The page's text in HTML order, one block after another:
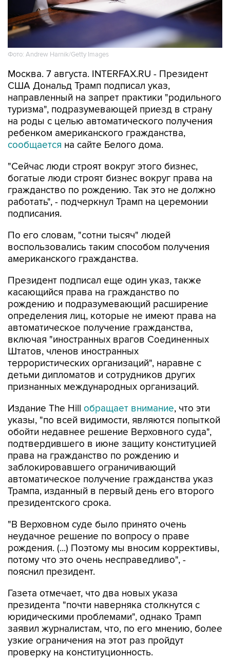
Фото: Andrew Harnik/Getty Images
Москва. 7 августа. INTERFAX.RU - Президент
США Дональд Трамп подписал указ,
направленный на запрет практики "родильного
туризма", подразумевающей приезд в страну
на роды с целью автоматического получения
ребенком американского гражданства,
сообщается на сайте Белого дома.
"Сейчас люди строят вокруг этого бизнес,
богатые люди строят бизнес вокруг права на
гражданство по рождению. Так это не должно
работать", - подчеркнул Трамп на церемонии
подписания.
По его словам, "сотни тысяч" людей
воспользовались таким способом получения
американского гражданства.
Президент подписал еще один указ, также
касающийся права на гражданство по
рождению и подразумевающий расширение
определения лиц, которые не имеют права на
автоматическое получение гражданства,
включая "иностранных врагов Соединенных
Штатов, членов иностранных
террористических организаций", наравне с
детьми дипломатов и сотрудников других
признанных международных организаций.
Издание The Hill обращает внимание, что эти
указы, "по всей видимости, являются попыткой
обойти недавнее решение Верховного суда",
подтвердившего в июне защиту конституцией
права на гражданство по рождению и
заблокировавшего ограничивающий
автоматическое получение гражданства указ
Трампа, изданный в первый день его второго
президентского срока.
"В Верховном суде было принято очень
неудачное решение по вопросу о праве
рождения. (...) Поэтому мы вносим коррективы,
потому что это очень несправедливо", -
пояснил президент.
Газета отмечает, что два новых указа
президента "почти наверняка столкнутся с
юридическими проблемами", однако Трамп
заявил журналистам, что, по его мнению, более
узкие ограничения на этот раз пройдут
проверку на конституционность.